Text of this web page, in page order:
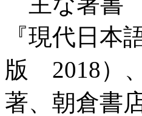
『現代日本
版 2018）
著、朝倉書